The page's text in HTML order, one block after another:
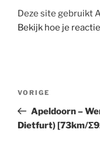
Deze site gebruikt
Bekijk hoe je
Vorig
bericht
VORIGE
Apeldoorn –
Dietfurt) [73km/